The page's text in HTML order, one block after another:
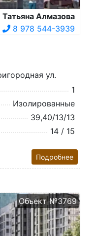
Татьяна Алмазова
8 978 544-3939
ул.
1
Изолированные
39,40/13/13
14 / 15
Подробнее
Объект №3769